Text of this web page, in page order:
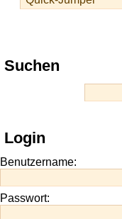
Play
best
site
https://onlineslots.money/
Suchen
Login
Benutzername:
Passwort: